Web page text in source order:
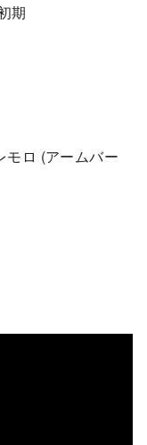
期
モロ (アームバー